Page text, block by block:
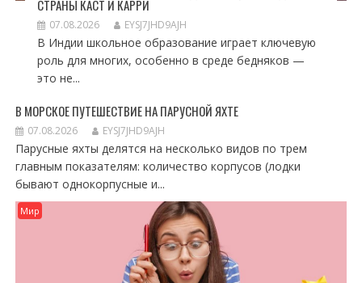
СТРАНЫ КАСТ И КАРРИ
07.08.2026 EYSJ7JHD9AJH
В Индии школьное образование играет ключевую
роль для многих, особенно в среде бедняков —
это не...
В МОРСКОЕ ПУТЕШЕСТВИЕ НА ПАРУСНОЙ ЯХТЕ
07.08.2026 EYSJ7JHD9AJH
Парусные яхты делятся на несколько видов по трем
главным показателям: количество корпусов (лодки
бывают однокорпусные и...
Мир